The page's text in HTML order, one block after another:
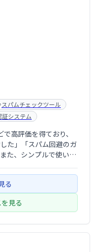
スパムチェックツール
証システム
高評価を得ており、
た」「スパム回避のガ
た、シンプルで使いや
す。
る
見る